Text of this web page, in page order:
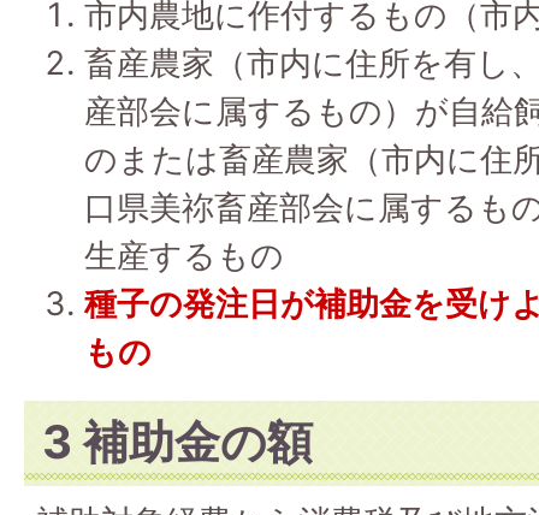
市内農地に作付するもの（市
畜産農家（市内に住所を有し
産部会に属するもの）が自給
のまたは畜産農家（市内に住
口県美祢畜産部会に属するも
生産するもの
種子の発注日が補助金を受け
もの
3 補助金の額